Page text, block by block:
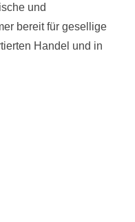
und
bereit für gesellige
Handel und in